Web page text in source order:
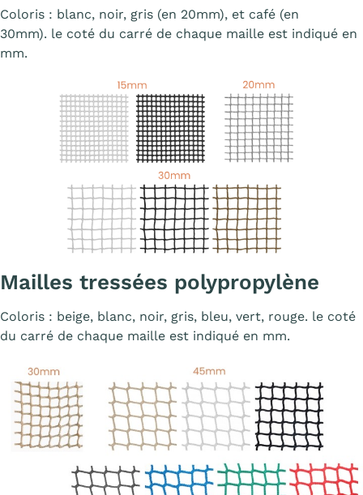
Coloris : blanc, noir, gris (en 20mm), et café (en
30mm). le coté du carré de chaque maille est indiqué en
mm.
Mailles tressées polypropylène
Coloris : beige, blanc, noir, gris, bleu, vert, rouge. le coté
du carré de chaque maille est indiqué en mm.